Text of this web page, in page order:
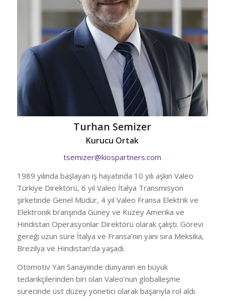
Turhan Semizer
Kurucu Ortak
tsemizer@kiospartners.com
1989 yılında başlayan iş hayatında 10 yılı aşkın Valeo
Türkiye Direktörü, 6 yıl Valeo İtalya Transmisyon
şirketinde Genel Müdür, 4 yıl Valeo Fransa Elektrik ve
Elektronik branşında Güney ve Kuzey Amerika ve
Hindistan Operasyonlar Direktörü olarak çalıştı. Görevi
gereği uzun süre İtalya ve Fransa’nın yanı sıra Meksika,
Brezilya ve Hindistan’da yaşadı.
Otomotiv Yan Sanayiinde dünyanın en büyük
tedarikçilerinden biri olan Valeo’nun globalleşme
sürecinde üst düzey yönetici olarak başarıyla rol aldı.